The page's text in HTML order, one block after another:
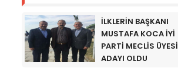
İLKLERİN BAŞKANI
MUSTAFA KOCA İYİ
PARTİ MECLİS ÜYESİ
ADAYI OLDU